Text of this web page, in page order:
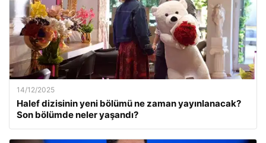
14/12/2025
Halef dizisinin yeni bölümü ne zaman yayınlanacak?
Son bölümde neler yaşandı?